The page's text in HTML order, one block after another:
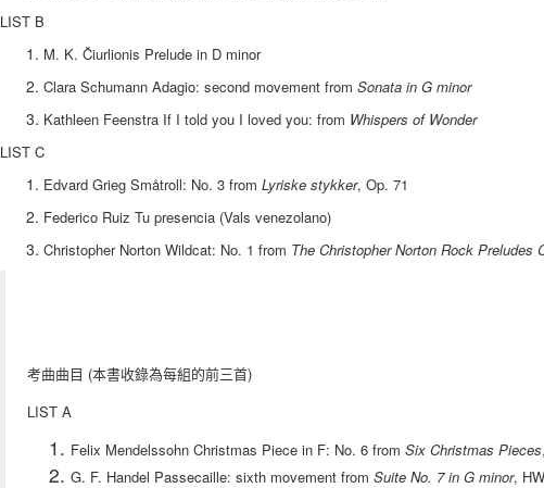
LIST B
M. K. Čiurlionis Prelude in D minor
Clara Schumann Adagio: second movement from Sonata in G minor
Kathleen Feenstra If I told you I loved you: from Whispers of Wonder
LIST C
Edvard Grieg Småtroll: No. 3 from Lyriske stykker, Op. 71
Federico Ruiz Tu presencia (Vals venezolano)
Christopher Norton Wildcat: No. 1 from The Christopher Norton Rock Preludes
考曲曲目 (本書收錄為每組的前三首)
LIST A
Felix Mendelssohn Christmas Piece in F: No. 6 from Six Christmas Pieces
G. F. Handel Passecaille: sixth movement from Suite No. 7 in G minor,